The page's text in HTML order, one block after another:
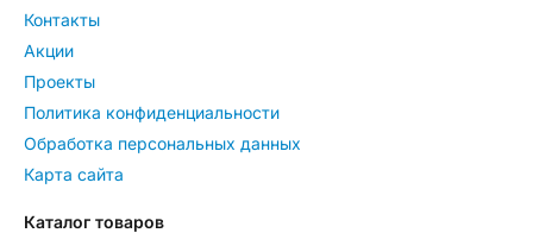
Контакты
Акции
Проекты
Политика конфиденциальности
Обработка персональных данных
Карта сайта
Каталог товаров